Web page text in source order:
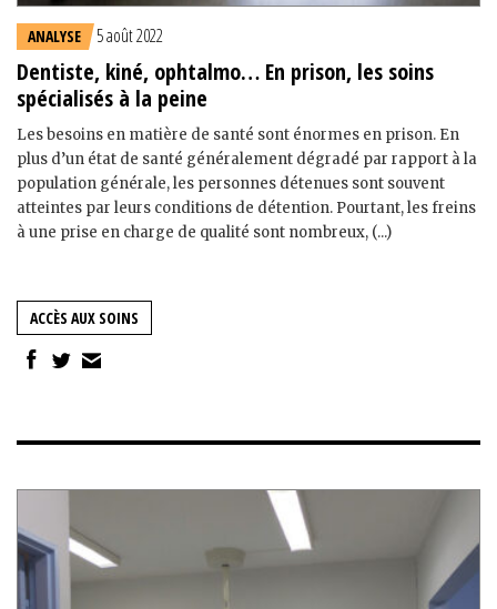
ANALYSE 5 août 2022
Dentiste, kiné, ophtalmo… En prison, les soins
spécialisés à la peine
Les besoins en matière de santé sont énormes en prison. En
plus d’un état de santé généralement dégradé par rapport à la
population générale, les personnes détenues sont souvent
atteintes par leurs conditions de détention. Pourtant, les freins
à une prise en charge de qualité sont nombreux, (...)
ACCÈS AUX SOINS